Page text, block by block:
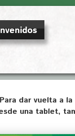
Para dar vuelta a
una tablet,